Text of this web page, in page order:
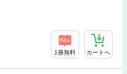
1冊無料 カートへ